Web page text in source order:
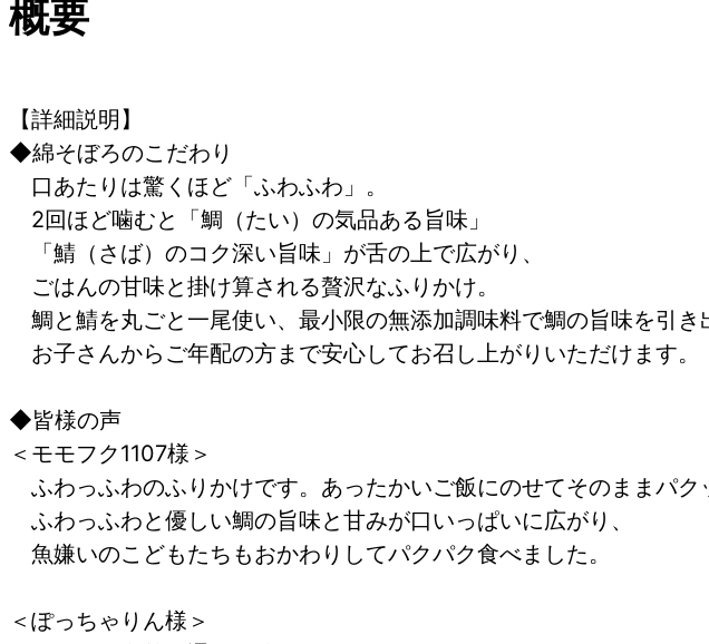
概要
【詳細説明】
◆綿そぼろのこだわり
口あたりは驚くほど「ふわふわ」。
2回ほど噛むと「鯛（たい）の気品ある旨味」
「鯖（さば）のコク深い旨味」が舌の上で広がり、
ごはんの甘味と掛け算される贅沢なふりかけ。
鯛と鯖を丸ごと一尾使い、最小限の無添加調味料で鯛の旨味を引き
お子さんからご年配の方まで安心してお召し上がりいただけます。
◆皆様の声
＜モモフク1107様＞
ふわっふわのふりかけです。あったかいご飯にのせてそのままパク
ふわっふわと優しい鯛の旨味と甘みが口いっぱいに広がり、
魚嫌いのこどもたちもおかわりしてパクパク食べました。
＜ぽっちゃりん様＞